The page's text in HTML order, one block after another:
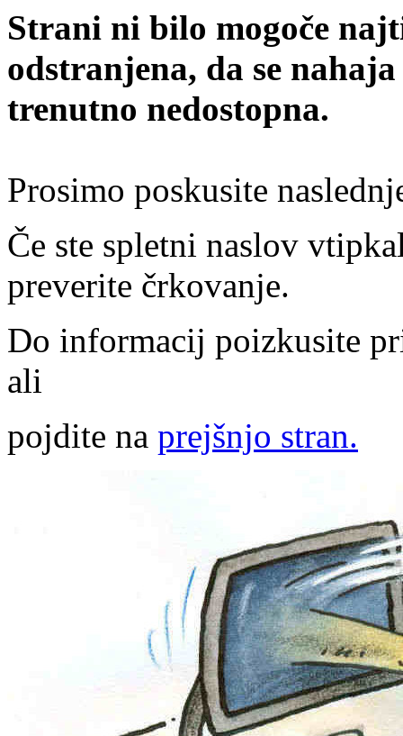
Strani ni bilo mogoče
odstranjena, da se
trenutno nedostopna.
Prosimo poskusite
Če ste spletni naslov
preverite črkovanje.
Do informacij poizkusite
ali
pojdite na prejšnjo stran.